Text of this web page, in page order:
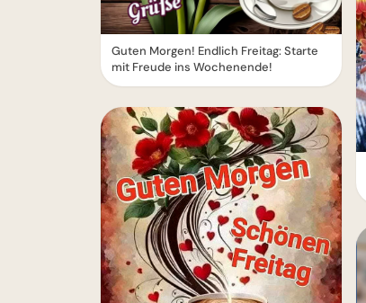
Guten Morgen! Endlich Freitag: Starte
mit Freude ins Wochenende!